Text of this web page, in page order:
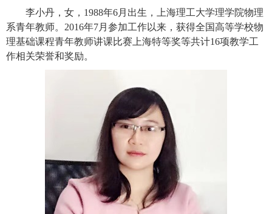
李小丹，女， 1988年6月出生，上海理工大学理学院物理
系青年教师。2016年7月参加工作以来，获得全国高等学校物
理基础课程青年教师讲课比赛上海特等奖等共计16项教学工
作相关荣誉和奖励。